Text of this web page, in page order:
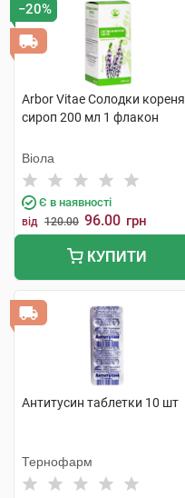
−20%
Arbor Vitae Солодки кореня
сироп 200 мл 1 флакон
Віола
Є в наявності
від 120.00 96.00 грн
КУПИТИ
Антитусин таблетки 10 шт
Тернофарм